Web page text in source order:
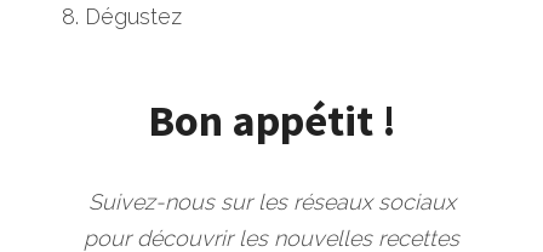
Dégustez
Bon appétit !
Suivez-nous sur les réseaux sociaux
pour découvrir les nouvelles recettes